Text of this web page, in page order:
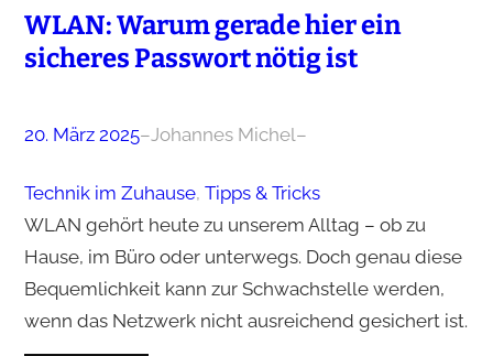
WLAN: Warum gerade hier ein
sicheres Passwort nötig ist
20. März 2025–Johannes Michel–
Technik im Zuhause, Tipps & Tricks
WLAN gehört heute zu unserem Alltag – ob zu
Hause, im Büro oder unterwegs. Doch genau diese
Bequemlichkeit kann zur Schwachstelle werden,
wenn das Netzwerk nicht ausreichend gesichert ist.